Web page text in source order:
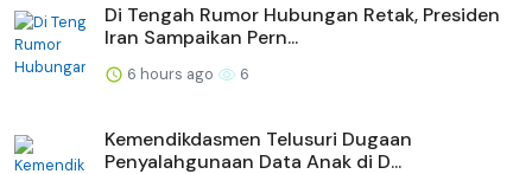
Di Tengah Rumor Hubungan Retak, Presiden
Iran Sampaikan Pern...
6 hours ago 6
Kemendikdasmen Telusuri Dugaan
Penyalahgunaan Data Anak di D...